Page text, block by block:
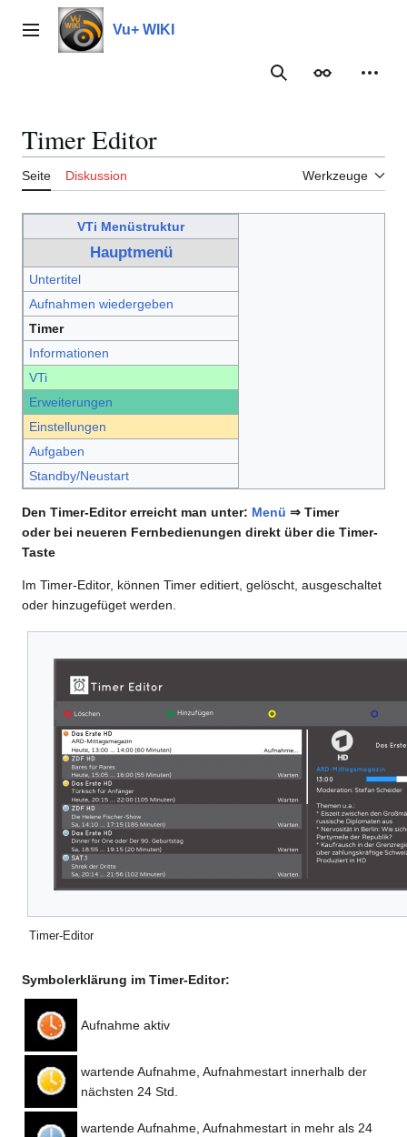
Inhalt
springenHauptmenü Vu+ WIKI
Suche
Timer Editor
Seite Diskussion Werkzeuge
VTi Menüstruktur
Hauptmenü
Untertitel
Aufnahmen wiedergeben
Timer
Informationen
VTi
Erweiterungen
Einstellungen
Aufgaben
Standby/Neustart
Den Timer-Editor erreicht man unter: Menü ⇒ Timer
oder bei neueren Fernbedienungen direkt über die Timer-
Taste
Im Timer-Editor, können Timer editiert, gelöscht, ausgeschaltet
oder hinzugefüget werden.
Timer-Editor
Symbolerklärung im Timer-Editor:
Aufnahme aktiv
wartende Aufnahme, Aufnahmestart innerhalb der
nächsten 24 Std.
wartende Aufnahme, Aufnahmestart in mehr als 24